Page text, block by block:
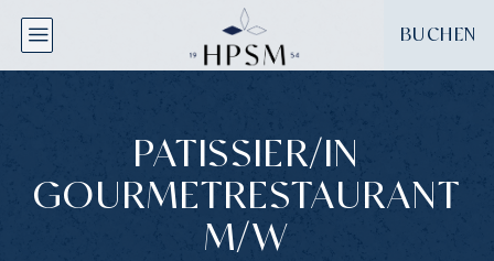
BUCHEN
PATISSIER/IN
GOURMETRESTAURANT
M/W
Cookie-Einstellungen